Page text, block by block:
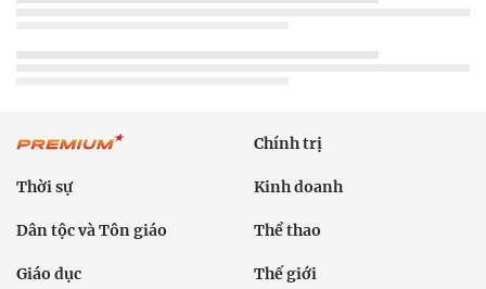
Chính trị
Thời sự Kinh doanh
Dân tộc và Tôn giáo Thể thao
Giáo dục Thế giới